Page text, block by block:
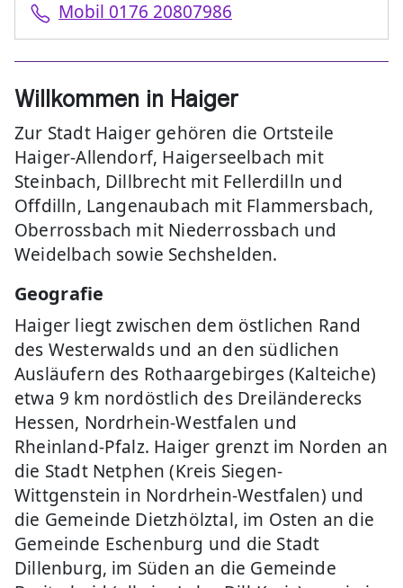
Mobil 0176 20807986
Willkommen in Haiger
Zur Stadt Haiger gehören die Ortsteile
Haiger-Allendorf, Haigerseelbach mit
Steinbach, Dillbrecht mit Fellerdilln und
Offdilln, Langenaubach mit Flammersbach,
Oberrossbach mit Niederrossbach und
Weidelbach sowie Sechshelden.
Geografie
Haiger liegt zwischen dem östlichen Rand
des Westerwalds und an den südlichen
Ausläufern des Rothaargebirges (Kalteiche)
etwa 9 km nordöstlich des Dreiländerecks
Hessen, Nordrhein-Westfalen und
Rheinland-Pfalz. Haiger grenzt im Norden an
die Stadt Netphen (Kreis Siegen-
Wittgenstein in Nordrhein-Westfalen) und
die Gemeinde Dietzhölztal, im Osten an die
Gemeinde Eschenburg und die Stadt
Dillenburg, im Süden an die Gemeinde